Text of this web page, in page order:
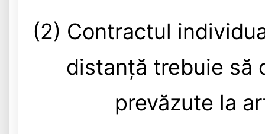
(2) Contractul
distanță trebuie să
prevăzute la